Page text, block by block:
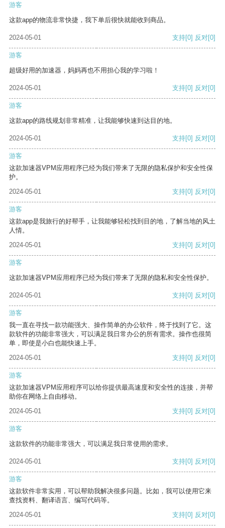
游客
这款app的物流非常快捷，我下单后很快就能收到商品。
2024-05-01 支持[0] 反对[0]
游客
超级好用的加速器，妈妈再也不用担心我的学习啦！
2024-05-01 支持[0] 反对[0]
游客
这款app的路线规划非常精准，让我能够快速到达目的地。
2024-05-01 支持[0] 反对[0]
游客
这款加速器VPM应用程序已经为我们带来了无限的隐私保护和安全性保
护。
2024-05-01
支持[0] 反对[0]
游客
这款app是我旅行的好帮手，让我能够轻松找到目的地，了解当地的风土
人情。
2024-05-01
支持[0] 反对[0]
游客
这款加速器VPM应用程序已经为我们带来了无限的隐私和安全性保护。
2024-05-01 支持[0] 反对[0]
游客
我一直在寻找一款功能强大、操作简单的办公软件，终于找到了它。这
款软件的功能非常强大，可以满足我日常办公的所有需求。操作也很简
单，即使是小白也能快速上手。
2024-05-01
支持[0] 反对[0]
游客
这款加速器VPM应用程序可以给你提供最高速度和安全性的连接，并帮
助你在网络上自由移动。
2024-05-01
支持[0] 反对[0]
游客
这款软件的功能非常强大，可以满足我日常使用的需求。
2024-05-01 支持[0] 反对[0]
游客
这款软件非常实用，可以帮助我解决很多问题。比如，我可以使用它来
查找资料、翻译语言、编写代码等。
2024-05-01
支持[0] 反对[0]